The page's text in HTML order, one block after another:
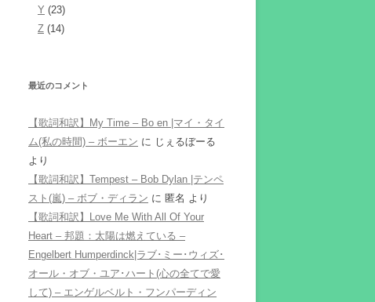
Y (23)
Z (14)
最近のコメント
【歌詞和訳】My Time – Bo en |マイ・タイ
ム(私の時間) – ボーエン に じぇるぼーる
より
【歌詞和訳】Tempest – Bob Dylan |テンペ
スト(嵐) – ボブ・ディラン に 匿名 より
【歌詞和訳】Love Me With All Of Your
Heart – 邦題：太陽は燃えている –
Engelbert Humperdinck|ラブ･ミー･ウィズ･
オール・オブ・ユア･ハート(心の全てで愛
して) – エンゲルベルト・フンパーディン